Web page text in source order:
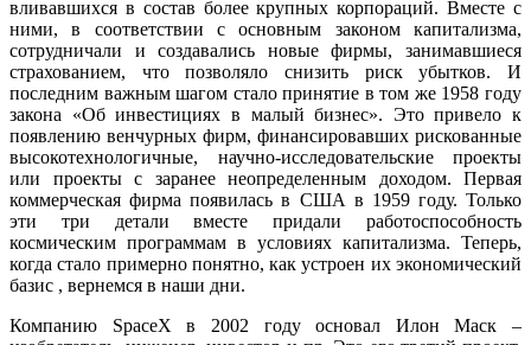
вливавшихся в состав более крупных корпораций. Вместе с
ними, в соответствии с основным законом капитализма,
сотрудничали и создавались новые фирмы, занимавшиеся
страхованием, что позволяло снизить риск убытков. И
последним важным шагом стало принятие в том же 1958 году
закона «Об инвестициях в малый бизнес». Это привело к
появлению венчурных фирм, финансировавших рискованные
высокотехнологичные, научно-исследовательские проекты
или проекты с заранее неопределенным доходом. Первая
коммерческая фирма появилась в США в 1959 году. Только
эти три детали вместе придали работоспособность
космическим программам в условиях капитализма. Теперь,
когда стало примерно понятно, как устроен их экономический
базис , вернемся в наши дни.
Компанию SpaceX в 2002 году основал Илон Маск –